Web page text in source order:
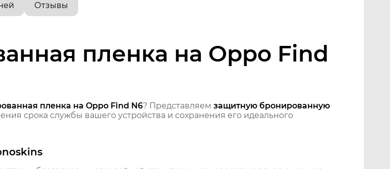
Отзывы
пленка на Oppo Find
пленка на Oppo Find N6? Представляем защитную бронированную
срока службы вашего устройства и сохранения его идеального